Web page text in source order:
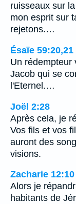
ruisseaux sur
mon esprit sur
rejetons.…
Ésaïe 59:20,21
Un rédempteur
Jacob qui se
l'Eternel.…
Joël 2:28
Après cela, je
Vos fils et vos
auront des
visions.
Zacharie 12:10
Alors je
habitants de